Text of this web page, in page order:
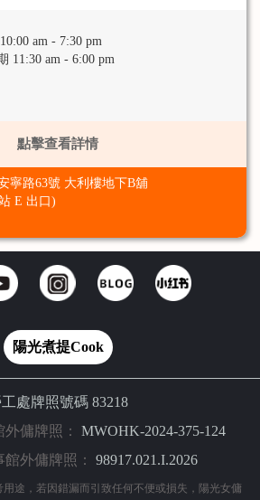
am - 7:30 pm
11:30 am - 6:00 pm
點擊查看詳情
寧路63號 大利樓地下B舖
E 出口)
陽光煮提Cook
處牌照號碼 83218
傭牌照： MWOHK-2024-375-124
外傭牌照： 98917.021.I.2026
途，若因錯漏而引致任何不便或損失，陽光女傭